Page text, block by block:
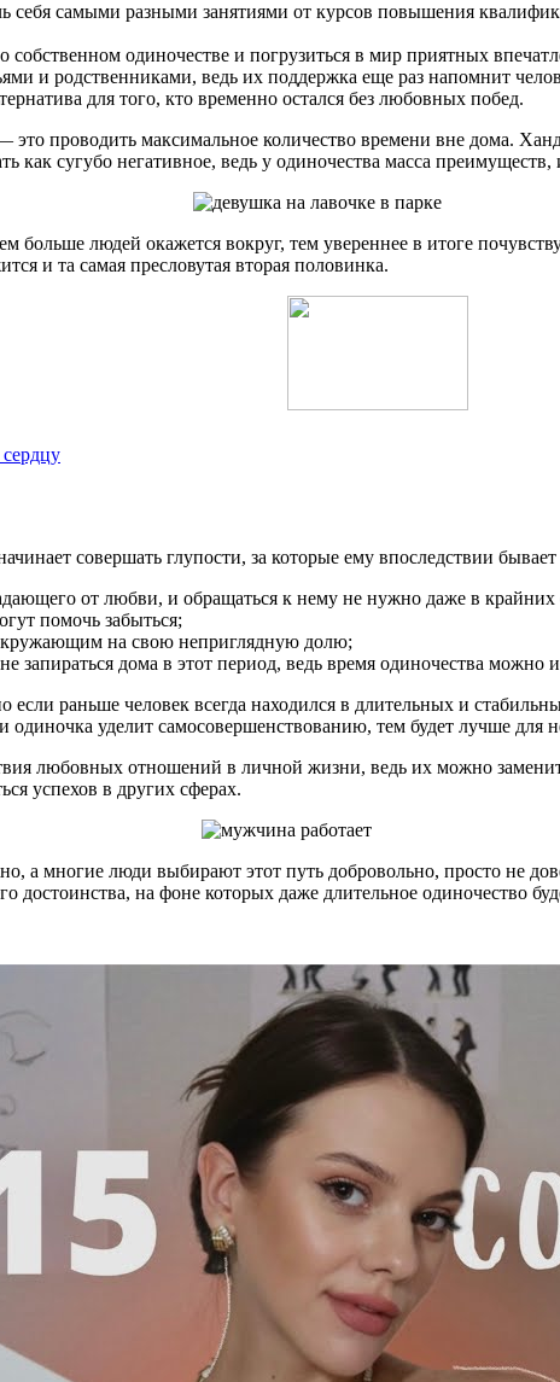
себя самыми разными занятиями от курсов повышения
одиночестве и погрузиться в мир приятных
и родственниками, ведь их поддержка еще раз напомнит
для того, кто временно остался без любовных побед.
проводить максимальное количество времени вне дома.
как сугубо негативное, ведь у одиночества масса
людей окажется вокруг, тем увереннее в итоге
и та самая пресловутая вторая половинка.
совершать глупости, за которые ему впоследствии
от любви, и обращаться к нему не нужно даже в крайних
помочь забыться;
на свою неприглядную долю;
запираться дома в этот период, ведь время одиночества можно
раньше человек всегда находился в длительных и
одиночка уделит самосовершенствованию, тем будет лучше для
любовных отношений в личной жизни, ведь их можно
успехов в других сферах.
а многие люди выбирают этот путь добровольно, просто не
достоинства, на фоне которых даже длительное одиночество